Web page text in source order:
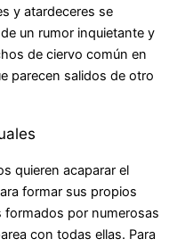
y atardeceres se
un rumor inquietante y
de ciervo común en
parecen salidos de otro
quieren acaparar el
formar sus propios
formados por numerosas
con todas ellas. Para